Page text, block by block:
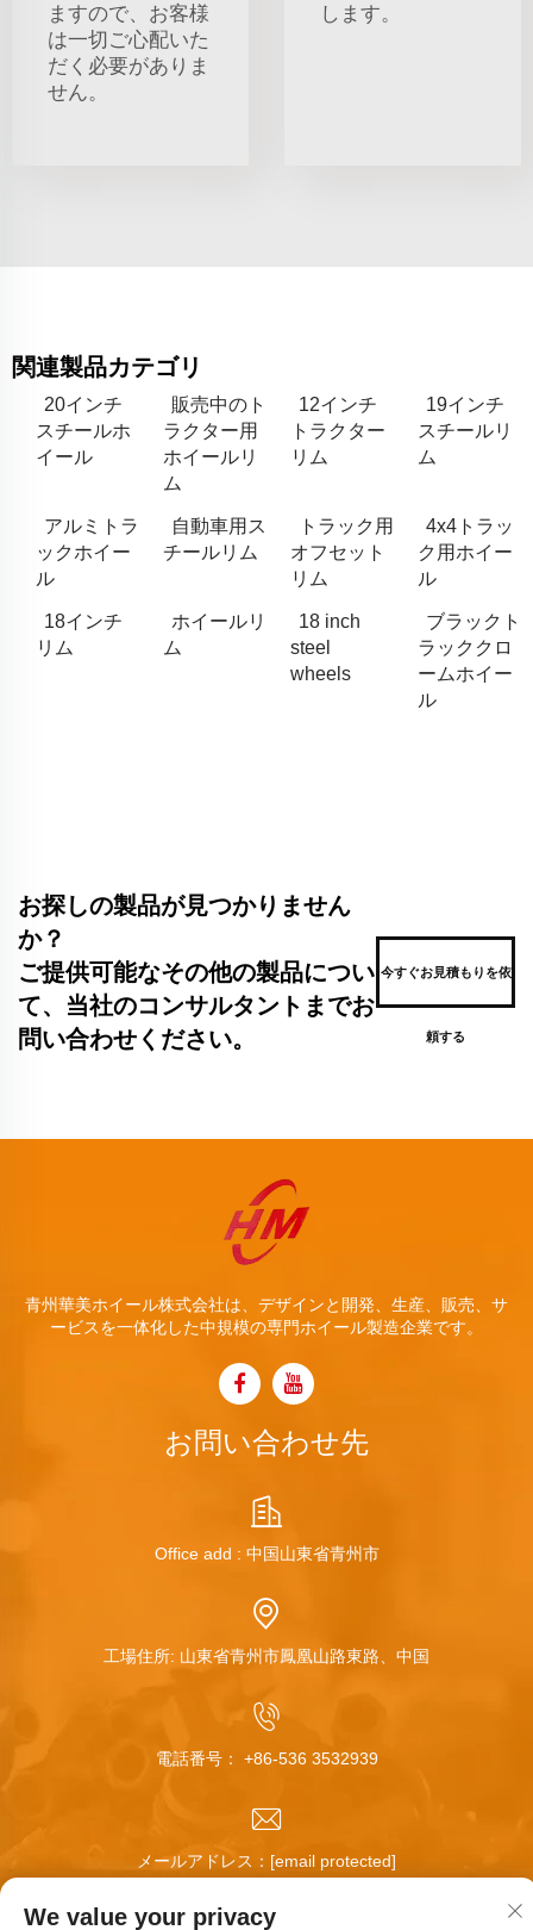
ますので、お客様
は一切ご心配いた
だく必要がありま
せん。
します。
関連製品カテゴリ
20インチ
スチールホ
イール
販売中のト
ラクター用
ホイールリ
ム
12インチ
トラクター
リム
19インチ
スチールリ
ム
アルミトラ
ックホイー
ル
自動車用ス
チールリム
トラック用
オフセット
リム
4x4トラッ
ク用ホイー
ル
18インチ
リム
ホイールリ
ム
18 inch
steel
wheels
ブラックト
ラッククロ
ームホイー
ル
お探しの製品が見つかりません
か？
ご提供可能なその他の製品につい
て、当社のコンサルタントまでお
問い合わせください。
今すぐお見積もりを依
頼する
青州華美ホイール株式会社は、デザインと開発、生産、販売、サ
ービスを一体化した中規模の専門ホイール製造企業です。
お問い合わせ先
Office add : 中国山東省青州市
工場住所: 山東省青州市鳳凰山路東路、中国
電話番号： +86-536 3532939
メールアドレス： [email protected]
We value your privacy